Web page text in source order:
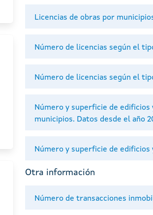
Licencias de obras por
Número de licencias según el
Número de licencias según el
Número y superficie de
municipios. Datos desde el año
Número y superficie de
Otra información
Número de transacciones